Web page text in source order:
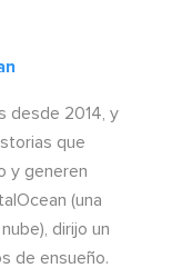
desde 2014, y
que
y generen
(una
dirijo un
de ensueño.